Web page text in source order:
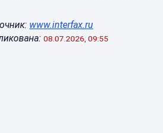
www.interfax.ru
08.07.2026, 09:55